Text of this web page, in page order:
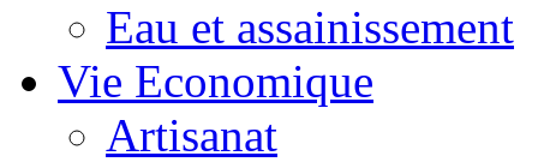
Eau et assainissement
Vie Economique
Artisanat